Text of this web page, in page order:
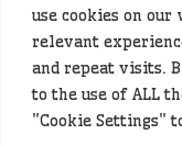
use cookies on
relevant
and repeat visits.
to the use of ALL
"Cookie Settings"
Alcuni articoli sono
l'intelligenza
provenienti da
locale. Prima
controllato dalla